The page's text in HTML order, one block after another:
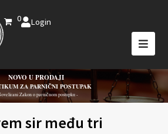
0 Login
NOVO U PRODAJI
ZA PARNIČNI POSTUPAK
Zakon o parničnom postupku -
sir među tri